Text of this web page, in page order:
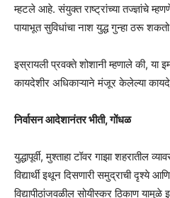
म्हटले आहे. संयुक्त राष्ट्रांच्या तज्ज्ञांचे
पायाभूत सुविधांचा नाश युद्ध गुन्हा ठरू
इस्रायली प्रवक्ते शोशानी म्हणाले की, या
कायदेशीर अधिकाऱ्याने मंजूर केलेल्या
निर्वासन आदेशानंतर भीती, गोंधळ
युद्धापूर्वी, मुश्ताहा टॉवर गाझा शहरातील
विद्यार्थी इथून दिसणारी समुद्राची दृश्ये
विद्यापीठांजवळील सोयीस्कर ठिकाण